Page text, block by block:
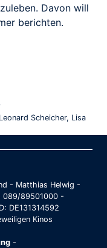
Davon will
berichten.
Scheicher, Lisa
- Matthias Helwig -
089/89501000 -
DE131314592
Kinos
-